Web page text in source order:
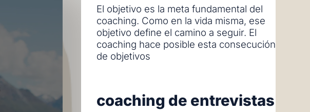
El objetivo es la meta fundamental del
coaching. Como en la vida misma, ese
objetivo define el camino a seguir. El
coaching hace posible esta consecución
de objetivos
coaching de entrevistas